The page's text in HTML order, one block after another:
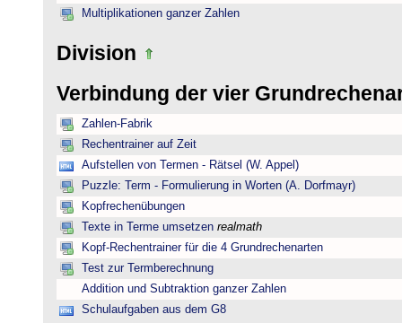
Multiplikationen ganzer Zahlen
Division
Verbindung der vier
Zahlen-Fabrik
Rechentrainer auf Zeit
Aufstellen von Termen - Rätsel (W. Appel)
Puzzle: Term - Formulierung in Worten (A. Dorfmayr)
Kopfrechenübungen
Texte in Terme umsetzen realmath
Kopf-Rechentrainer für die 4 Grundrechenarten
Test zur Termberechnung
Addition und Subtraktion ganzer Zahlen
Schulaufgaben aus dem G8